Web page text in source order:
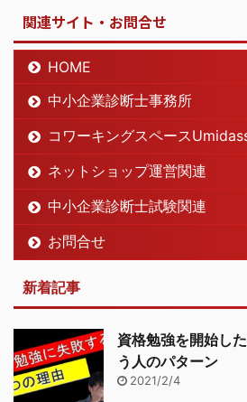
関連サイト・お問合せ
HOME
中小企業診断士事務所
コワーキングスペース
ネットショップ運営関連
中小企業診断士試験関連
お問合せ
新着記事
資格勉強を開始し
う人のパターン
2021/2/4